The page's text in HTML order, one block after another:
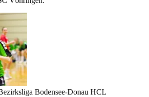
Bodensee-Donau HCL